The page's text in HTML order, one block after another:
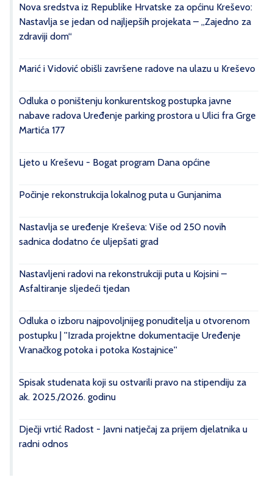
Nova sredstva iz Republike Hrvatske za općinu Kreševo:
Nastavlja se jedan od najljepših projekata – „Zajedno za
zdraviji dom“
Marić i Vidović obišli završene radove na ulazu u Kreševo
Odluka o poništenju konkurentskog postupka javne
nabave radova Uređenje parking prostora u Ulici fra Grge
Martića 177
Ljeto u Kreševu - Bogat program Dana općine
Počinje rekonstrukcija lokalnog puta u Gunjanima
Nastavlja se uređenje Kreševa: Više od 250 novih
sadnica dodatno će uljepšati grad
Nastavljeni radovi na rekonstrukciji puta u Kojsini –
Asfaltiranje sljedeći tjedan
Odluka o izboru najpovoljnijeg ponuditelja u otvorenom
postupku | ''Izrada projektne dokumentacije Uređenje
Vranačkog potoka i potoka Kostajnice''
Spisak studenata koji su ostvarili pravo na stipendiju za
ak. 2025./2026. godinu
Dječji vrtić Radost - Javni natječaj za prijem djelatnika u
radni odnos